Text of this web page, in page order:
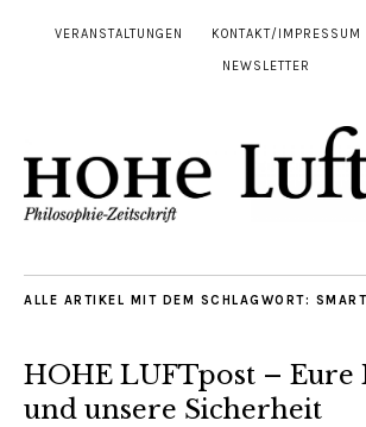
VERANSTALTUNGEN KONTAKT/IMPRESSUM
NEWSLETTER
ALLE ARTIKEL MIT DEM SCHLAGWORT:
HOHE LUFTpost – Eure
und unsere Sicherheit